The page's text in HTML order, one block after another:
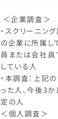
＜企業調査＞
・スクリーニン
の企業に所属し
員または会社員
している人
・本調査：上記
った人、今後3
定の人
＜個人調査＞